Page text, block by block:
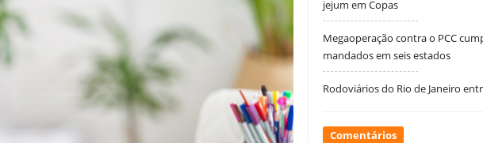
jejum em Copas
Megaoperação contra o PCC
mandados em seis estados
Rodoviários do Rio de Janeiro
Comentários